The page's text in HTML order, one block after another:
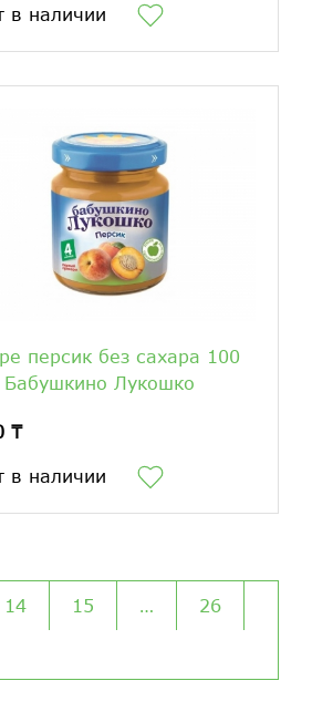
в наличии
персик без сахара 100
Бабушкино Лукошко
₸
в наличии
14 15 … 26